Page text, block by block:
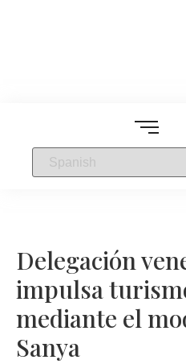
Delegación
impulsa
mediante el
Sanya